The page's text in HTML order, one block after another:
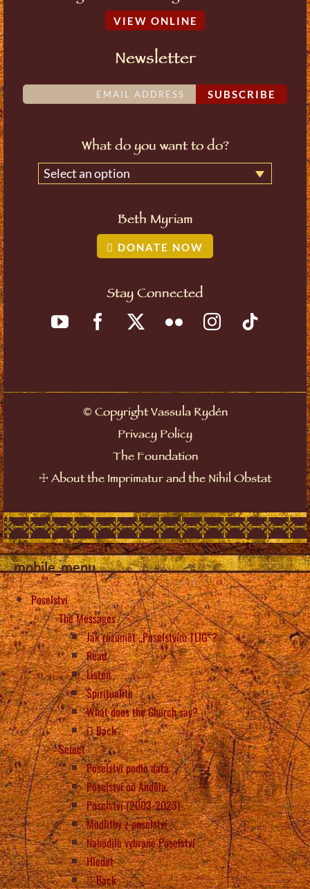
VIEW ONLINE
Newsletter
SUBSCRIBE
What do you want to do?
Select an option
Beth Myriam
DONATE NOW
Stay Connected
©Copyright Vassula Rydén
Privacy Policy
The Foundation
☩ About the Imprimatur and the Nihil Obstat
mobile_menu
Poselství
The Messages
Jak rozumět „Poselstvím TLIG“?
Read
Listen
Spiritualita
What does the Church say?
Back
Select
Poselství podle data
Poselství od Anděla
Poselství (2003-2023)
Modlitby z poselství
Nahodile vybrané Poselství
Hledat
Back